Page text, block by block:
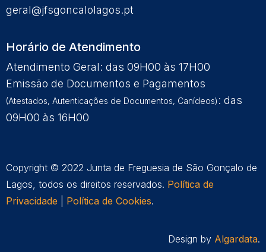
geral@jfsgoncalolagos.pt
Horário de Atendimento
Atendimento Geral: das 09H00 às 17H00
Emissão de Documentos e Pagamentos
(Atestados, Autenticações de Documentos, Canídeos) : das
09H00 às 16H00
Copyright © 2022 Junta de Freguesia de São Gonçalo de
Lagos, todos os direitos reservados. Política de
Privacidade
Política de Cookies.
Design by Algardata.